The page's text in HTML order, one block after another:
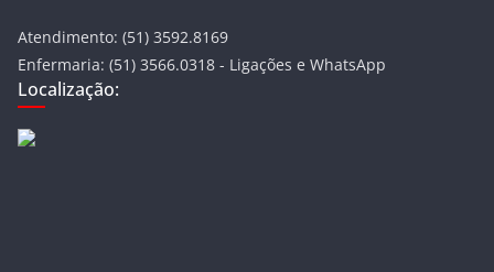
Atendimento: (51) 3592.8169
Enfermaria: (51) 3566.0318 - Ligações e WhatsApp
Localização: